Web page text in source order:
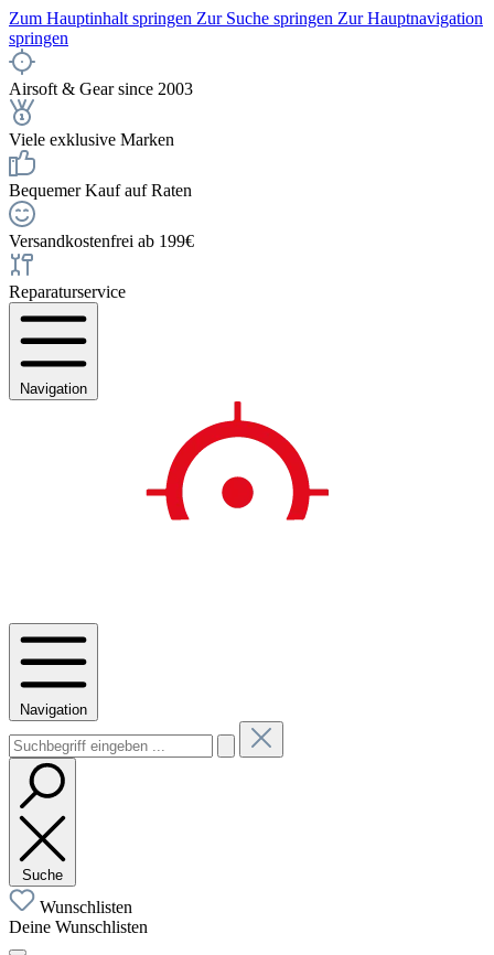
Zum Hauptinhalt springen Zur Suche springen Zur Hauptnavigation
springen
Airsoft & Gear since 2003
Viele exklusive Marken
Bequemer Kauf auf Raten
Versandkostenfrei ab 199€
Reparaturservice
Navigation
Navigation
Suche
Wunschlisten
Deine Wunschlisten